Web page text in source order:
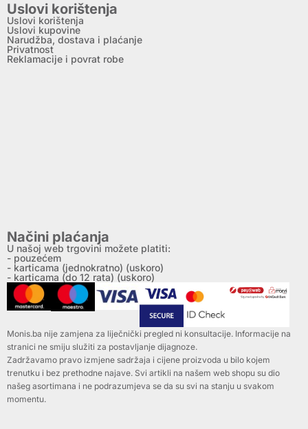
Uslovi korištenja
Uslovi korištenja
Uslovi kupovine
Narudžba, dostava i plaćanje
Privatnost
Reklamacije i povrat robe
Načini plaćanja
U našoj web trgovini možete platiti:
- pouzećem
- karticama (jednokratno) (uskoro)
- karticama (do 12 rata) (uskoro)
Monis.ba nije zamjena za liječnički pregled ni konsultacije. Informacije na
stranici ne smiju služiti za postavljanje dijagnoze.
Zadržavamo pravo izmjene sadržaja i cijene proizvoda u bilo kojem
trenutku i bez prethodne najave. Svi artikli na našem web shopu su dio
našeg asortimana i ne podrazumjeva se da su svi na stanju u svakom
momentu.